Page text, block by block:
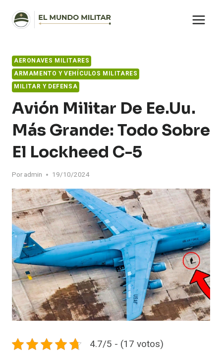
contenido
AERONAVES MILITARES
ARMAMENTO Y VEHÍCULOS MILITARES
MILITAR Y DEFENSA
Avión Militar De Ee.uu.
Más Grande: Todo Sobre
El Lockheed C-5
Por admin 19/10/2024
4.7/5 - (17 votos)